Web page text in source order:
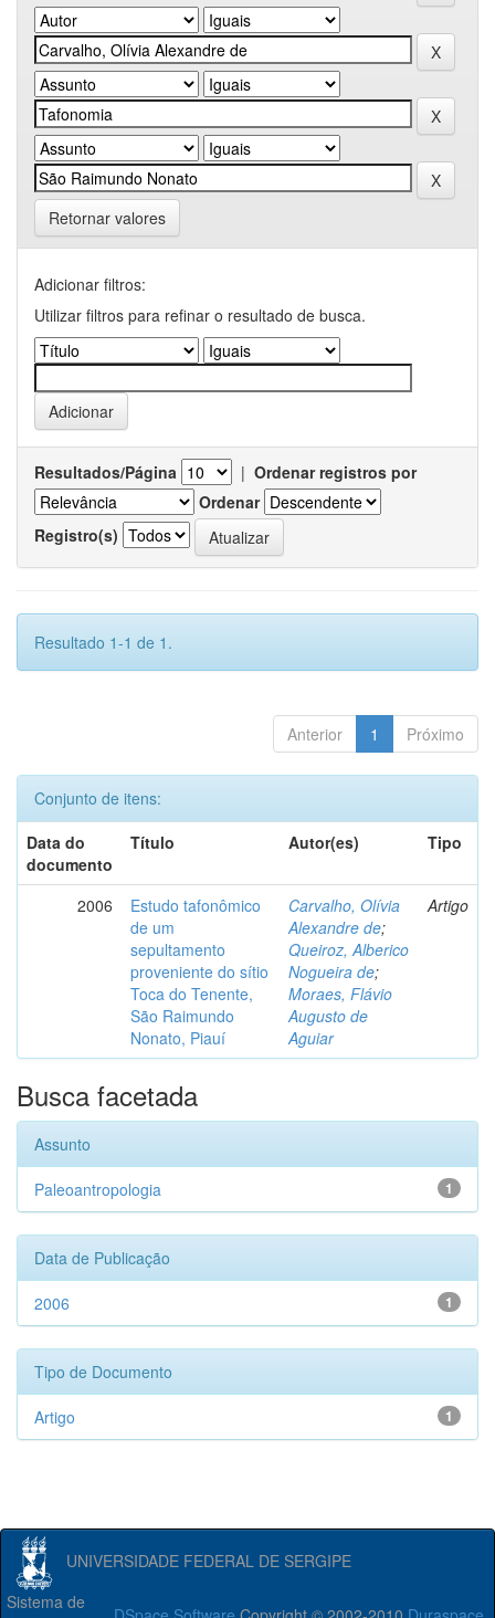
Retornar valores
Adicionar filtros:
Utilizar filtros para refinar o resultado de busca.
Resultados/Página | Ordenar registros por
Ordenar
Registro(s)
Resultado 1-1 de 1.
Anterior 1 Próximo
Conjunto de itens:
Data do
documento
Título Autor(es) Tipo
2006
Estudo tafonômico
de um
sepultamento
proveniente do sítio
Toca do Tenente,
São Raimundo
Nonato, Piauí
Carvalho, Olívia
Alexandre de;
Queiroz, Alberico
Nogueira de;
Moraes, Flávio
Augusto de
Aguiar
Artigo
Busca facetada
Assunto
1
Paleoantropologia
Data de Publicação
1
2006
Tipo de Documento
1
Artigo
UNIVERSIDADE FEDERAL DE SERGIPE
Sistema de